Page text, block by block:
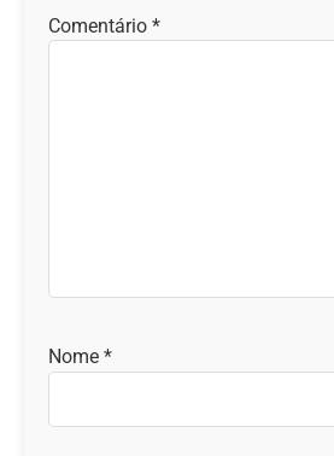
Comentário *
Nome *